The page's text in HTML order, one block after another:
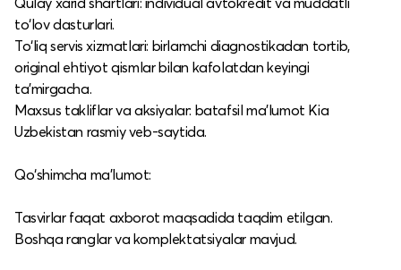
to‘lov dasturlari.​
To‘liq servis xizmatlari: birlamchi diagnostikadan tortib,
original ehtiyot qismlar bilan kafolatdan keyingi
ta’mirgacha.​
Maxsus takliflar va aksiyalar: batafsil ma’lumot Kia
Uzbekistan rasmiy veb-saytida.​
Qo‘shimcha ma’lumot:
Tasvirlar faqat axborot maqsadida taqdim etilgan.​
Boshqa ranglar va komplektatsiyalar mavjud.​